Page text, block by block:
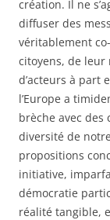
création. Il ne
diffuser des
véritablement
citoyens, de
d’acteurs à part
l’Europe a
brèche avec
diversité de
propositions
initiative,
démocratie
réalité tangible,